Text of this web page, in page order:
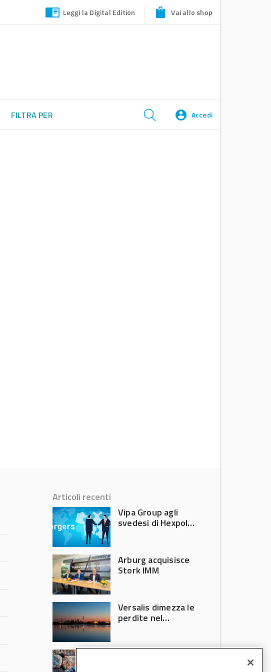
Leggi la Digital Edition Vai allo shop
FILTRA PER Accedi
Articoli recenti
Vipa Group agli
svedesi di Hexpol
Arburg acquisisce
Stork IMM
Versalis dimezza le
perdite nel